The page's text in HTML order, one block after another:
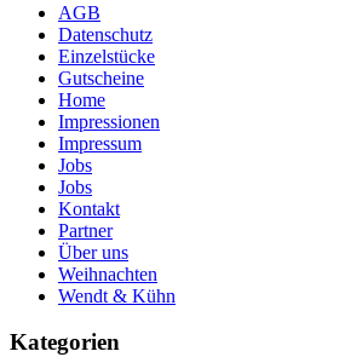
AGB
Datenschutz
Einzelstücke
Gutscheine
Home
Impressionen
Impressum
Jobs
Jobs
Kontakt
Partner
Über uns
Weihnachten
Wendt & Kühn
Kategorien